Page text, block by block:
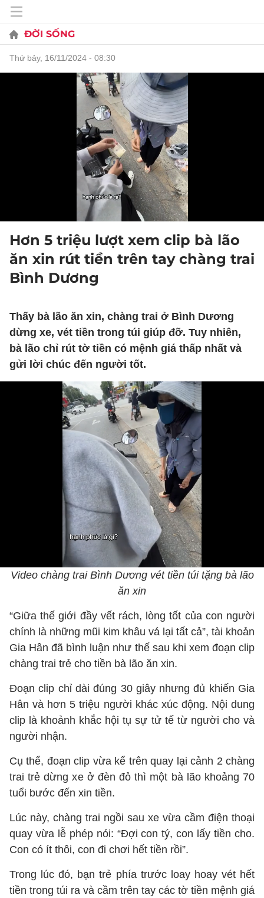
ĐỜI SỐNG
thứ bảy, 16/11/2024 - 08:30
Hơn 5 triệu lượt xem clip bà lão
ăn xin rút tiền trên tay chàng trai
Bình Dương
Thấy bà lão ăn xin, chàng trai ở Bình Dương
dừng xe, vét tiền trong túi giúp đỡ. Tuy nhiên,
bà lão chỉ rút tờ tiền có mệnh giá thấp nhất và
gửi lời chúc đến người tốt.
Video chàng trai Bình Dương vét tiền túi tặng bà lão
ăn xin
“Giữa thế giới đầy vết rách, lòng tốt của con người
chính là những mũi kim khâu vá lại tất cả”, tài khoản
Gia Hân đã bình luận như thế sau khi xem đoạn clip
chàng trai trẻ cho tiền bà lão ăn xin.
Đoạn clip chỉ dài đúng 30 giây nhưng đủ khiến Gia
Hân và hơn 5 triệu người khác xúc động. Nội dung
clip là khoảnh khắc hội tụ sự tử tế từ người cho và
người nhận.
Cụ thể, đoạn clip vừa kể trên quay lại cảnh 2 chàng
trai trẻ dừng xe ở đèn đỏ thì một bà lão khoảng 70
tuổi bước đến xin tiền.
Lúc này, chàng trai ngồi sau xe vừa cầm điện thoại
quay vừa lễ phép nói: “Đợi con tý, con lấy tiền cho.
Con có ít thôi, con đi chơi hết tiền rồi”.
Trong lúc đó, bạn trẻ phía trước loay hoay vét hết
tiền trong túi ra và cầm trên tay các tờ tiền mệnh giá